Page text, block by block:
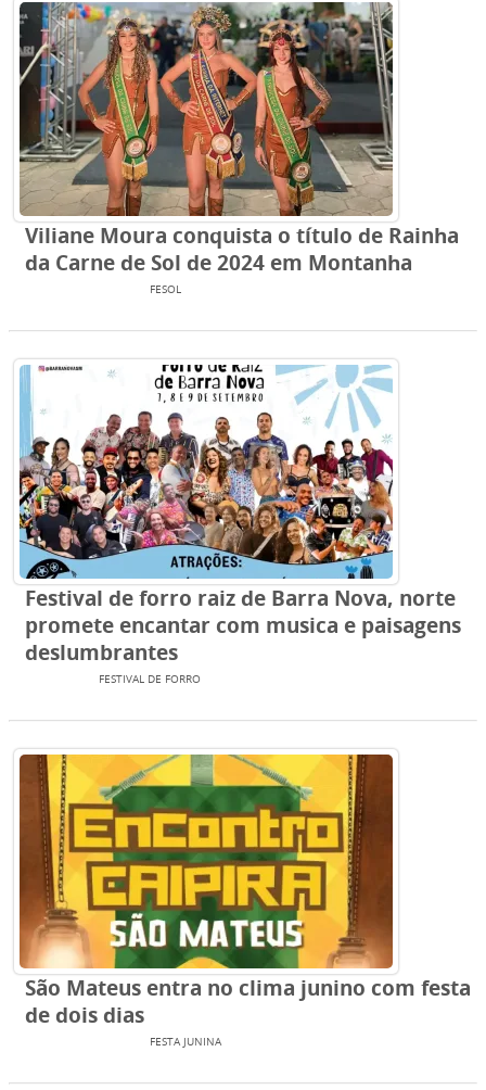
Viliane Moura conquista o título de Rainha
da Carne de Sol de 2024 em Montanha
FESOL
Festival de forro raiz de Barra Nova, norte
promete encantar com musica e paisagens
deslumbrantes
FESTIVAL DE FORRO
São Mateus entra no clima junino com festa
de dois dias
FESTA JUNINA